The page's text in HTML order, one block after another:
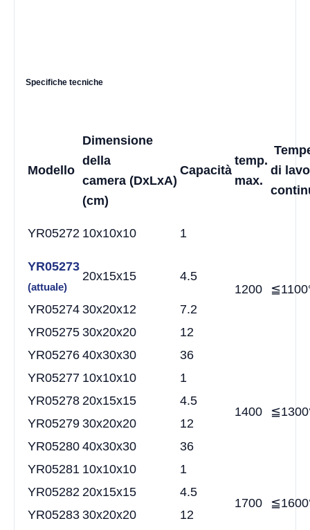
Specifiche tecniche
Modello
Dimensione
della
camera (DxLxA)
(cm)
Capacità
temp.
max.
di
YR05272 10x10x10 1
1200
YR05273
(attuale)
20x15x15 4.5
YR05274 30x20x12
7.2
YR05275 30x20x20
12
YR05276 40x30x30
36
YR05277 10x10x10 1
1400
YR05278 20x15x15
4.5
YR05279 30x20x20
12
YR05280 40x30x30
36
YR05281 10x10x10 1
1700
YR05282 20x15x15
4.5
YR05283 30x20x20
12